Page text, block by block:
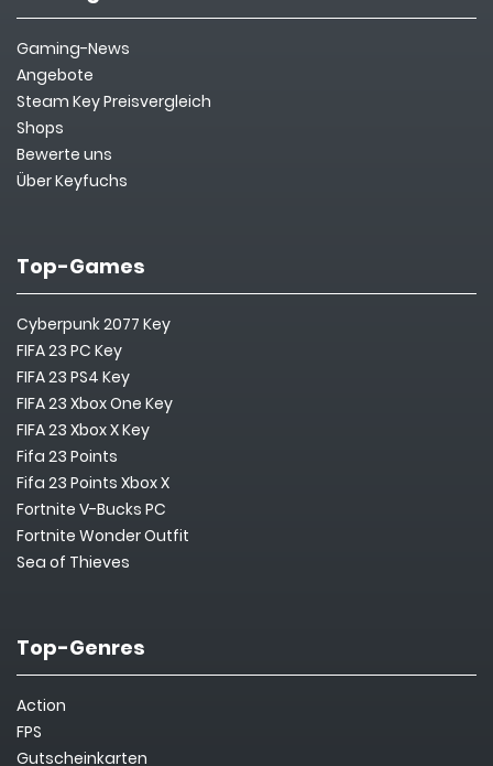
Gaming-News
Angebote
Steam Key Preisvergleich
Shops
Bewerte uns
Über Keyfuchs
Top-Games
Cyberpunk 2077 Key
FIFA 23 PC Key
FIFA 23 PS4 Key
FIFA 23 Xbox One Key
FIFA 23 Xbox X Key
Fifa 23 Points
Fifa 23 Points Xbox X
Fortnite V-Bucks PC
Fortnite Wonder Outfit
Sea of Thieves
Top-Genres
Action
FPS
Gutscheinkarten